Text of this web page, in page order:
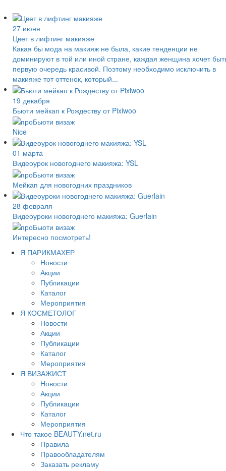
27 июня
Цвет в лифтинг макияже
Какая бы мода на макияж не была, какие тенденции не
доминируют в той или иной стране, каждая женщина хочет
первую очередь красивой. Поэтому необходимо исключить в
макияже тот оттенок, который...
19 декабря
Бьюти мейкап к Рождеству от Pixiwoo
Nice
01 марта
Видеоурок новогоднего макияжа: YSL
Мейкап для новогодних праздников
28 февраля
Видеоуроки новогоднего макияжа: Guerlain
Интересно посмотреть!
Я ПАРИКМАХЕР
Новости
Акции
Публикации
Каталог
Мероприятия
Я КОСМЕТОЛОГ
Новости
Акции
Публикации
Каталог
Мероприятия
Я ВИЗАЖИСТ
Новости
Акции
Публикации
Каталог
Мероприятия
Что такое BEAUTY.net.ru
Правила
Правообладателям
Заказать рекламу